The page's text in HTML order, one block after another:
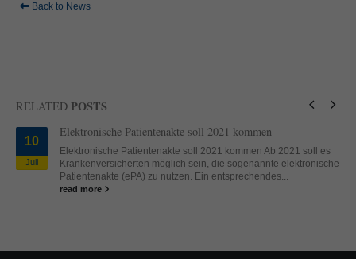
Back to News
RELATED POSTS
10
Juli
Elektronische Patientenakte soll 2021 kommen
Elektronische Patientenakte soll 2021 kommen Ab 2021 soll es
Krankenversicherten möglich sein, die sogenannte elektronische
Patientenakte (ePA) zu nutzen. Ein entsprechendes...
read more